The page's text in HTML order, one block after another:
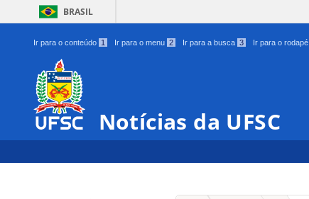
BRASIL
Ir para o conteúdo 1 Ir para o menu 2 Ir para a busca 3 Ir para o rodapé
Notícias da UFSC